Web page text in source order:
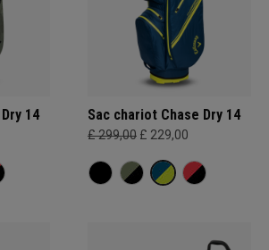
14 Sac chariot Chase Dry 14
£ 299,00 £ 229,00